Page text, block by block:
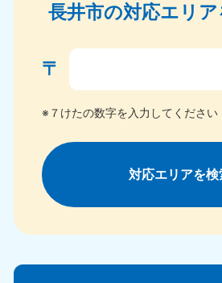
長井市の対応エリ
〒
※７けたの数字を入力してください
対応エリアを検